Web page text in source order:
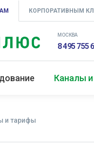
КОРПОРАТИВНЫМ
МОСКВА
8 495 755
Каналы
и тарифы